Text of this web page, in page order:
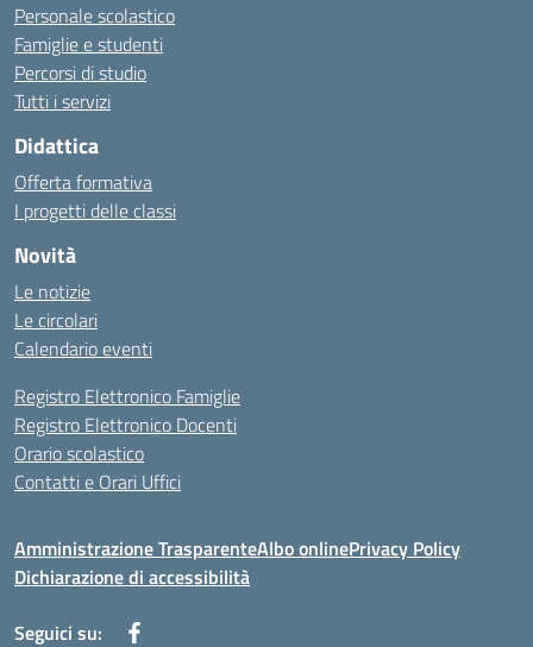
Personale scolastico
Famiglie e studenti
Percorsi di studio
Tutti i servizi
Didattica
Offerta formativa
I progetti delle classi
Novità
Le notizie
Le circolari
Calendario eventi
Registro Elettronico Famiglie
Registro Elettronico Docenti
Orario scolastico
Contatti e Orari Uffici
Amministrazione TrasparenteAlbo onlinePrivacy Policy
Dichiarazione di accessibilità
Seguici su: